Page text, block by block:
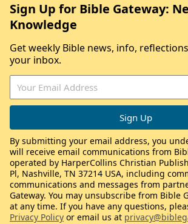
Sign Up for Bible Gateway:
Knowledge
Get weekly Bible news, info,
your inbox.
By submitting your email address, you
will receive email communications from
operated by HarperCollins Christian
Pl, Nashville, TN 37214 USA, including
communications and messages from
Gateway. You may unsubscribe from Bible
at any time. If you have any questions,
Privacy Policy or email us at